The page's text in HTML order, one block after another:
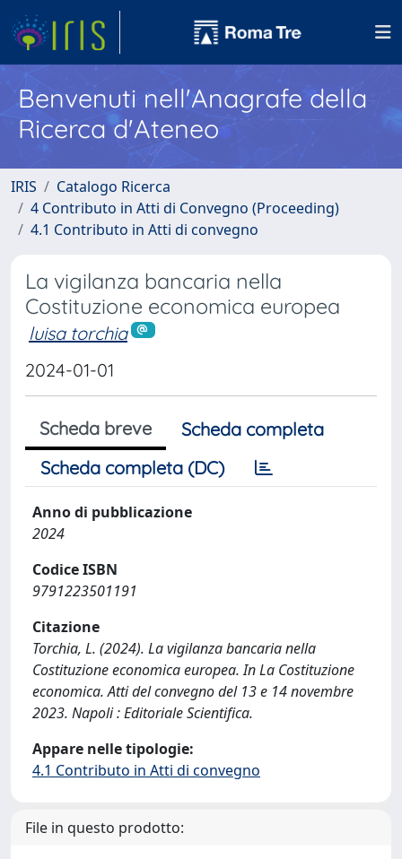
Benvenuti nell'Anagrafe della
Ricerca d'Ateneo
IRIS
Catalogo Ricerca
4 Contributo in Atti di Convegno (Proceeding)
4.1 Contributo in Atti di convegno
La vigilanza bancaria nella
Costituzione economica europea
luisa torchia
2024-01-01
Scheda breve
Scheda completa
Scheda completa (DC)
Anno di pubblicazione
2024
Codice ISBN
9791223501191
Citazione
Torchia, L. (2024). La vigilanza bancaria nella
Costituzione economica europea. In La Costituzione
economica. Atti del convegno del 13 e 14 novembre
2023. Napoli : Editoriale Scientifica.
Appare nelle tipologie:
4.1 Contributo in Atti di convegno
File in questo prodotto: